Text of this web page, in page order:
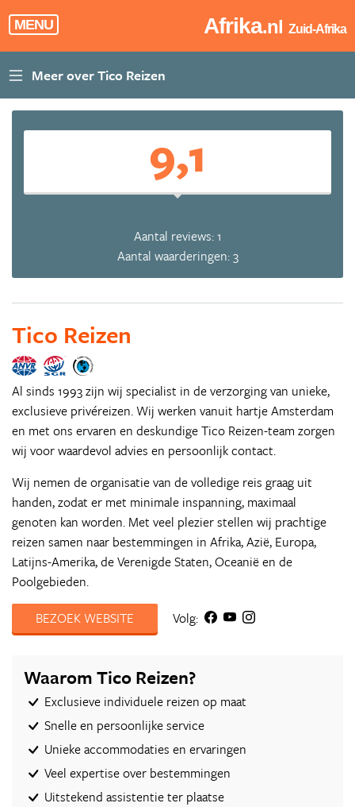
MENU Afrika.nl Zuid-Afrika
9,1
Aantal reviews: 1
Aantal waarderingen: 3
Tico Reizen
Al sinds 1993 zijn wij specialist in de verzorging van unieke,
exclusieve privéreizen. Wij werken vanuit hartje Amsterdam
en met ons ervaren en deskundige Tico Reizen-team zorgen
wij voor waardevol advies en persoonlijk contact.
Wij nemen de organisatie van de volledige reis graag uit
handen, zodat er met minimale inspanning, maximaal
genoten kan worden. Met veel plezier stellen wij prachtige
reizen samen naar bestemmingen in Afrika, Azië, Europa,
Latijns-Amerika, de Verenigde Staten, Oceanië en de
Poolgebieden.
BEZOEK WEBSITE
Volg:
Waarom Tico Reizen?
Exclusieve individuele reizen op maat
Snelle en persoonlijke service
Unieke accommodaties en ervaringen
Veel expertise over bestemmingen
Uitstekend assistentie ter plaatse